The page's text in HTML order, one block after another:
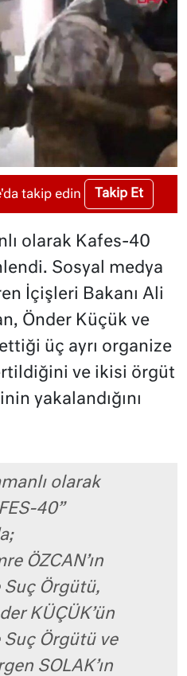
takip edin Takip Et
olarak Kafes-40
Sosyal medya
İçişleri Bakanı Ali
Önder Küçük ve
üç ayrı organize
ve ikisi örgüt
yakalandığını
olarak
40”
ÖZCAN’ın
Suç Örgütü,
KÜÇÜK’ün
Suç Örgütü ve
SOLAK’ın